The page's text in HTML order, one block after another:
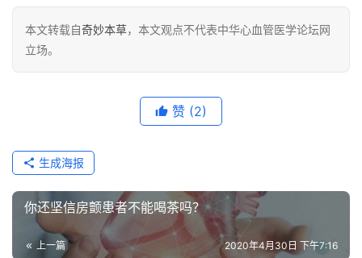
本文转载自奇妙本草，本文观点不代表中华心血管医学论坛网
立场。
赞 (2)
生成海报
你还坚信房颤患者不能喝茶吗？
上一篇 2020年4月30日 下午7:16